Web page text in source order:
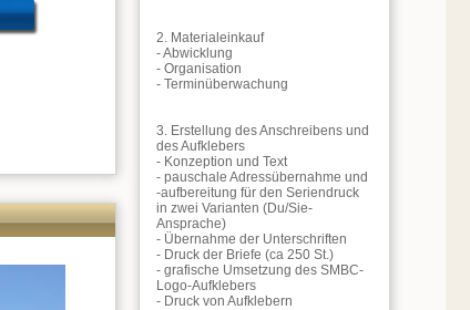
2. Materialeinkauf
- Abwicklung
- Organisation
- Terminüberwachung
3. Erstellung des Anschreibens und
des Aufklebers
- Konzeption und Text
- pauschale Adressübernahme und
-aufbereitung für den Seriendruck
in zwei Varianten (Du/Sie-
Ansprache)
- Übernahme der Unterschriften
- Druck der Briefe (ca 250 St.)
- grafische Umsetzung des SMBC-
Logo-Aufklebers
- Druck von Aufklebern